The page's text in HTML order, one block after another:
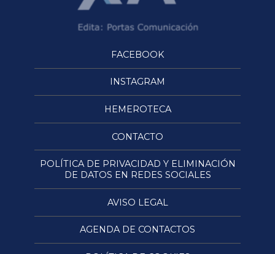
FACEBOOK
INSTAGRAM
HEMEROTECA
CONTACTO
POLÍTICA DE PRIVACIDAD Y ELIMINACIÓN
DE DATOS EN REDES SOCIALES
AVISO LEGAL
AGENDA DE CONTACTOS